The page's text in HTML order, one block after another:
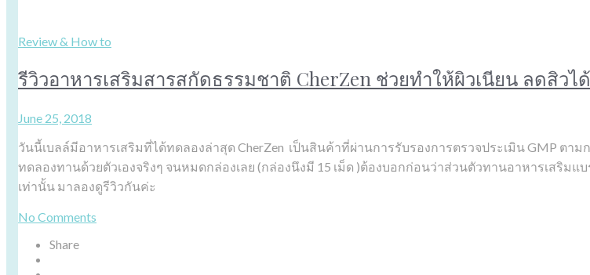
Review & How to
รีวิวอาหารเสริมสารสกัดธรรมชาติ CherZen ช่วยทำให้ผิวเนียน ลดสิวไ
June 25, 2018
วันนี้เบลล์มีอาหารเสริมที่ได้ทดลองล่าสุด CherZen เป็นสินค้าที่ผ่านการรับรองการตรวจประเมิน GMP
ทดลองทานด้วยตัวเองจริงๆ จนหมดกล่องเลย (กล่องนึงมี 15 เม็ด )ต้องบอกก่อนว่าส่วนตัวทานอาหารเสริม
เท่านั้น มาลองดูรีวิวกันค่ะ
No Comments
Share